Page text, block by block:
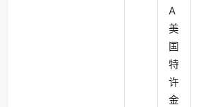
A
美
国
特
许
金